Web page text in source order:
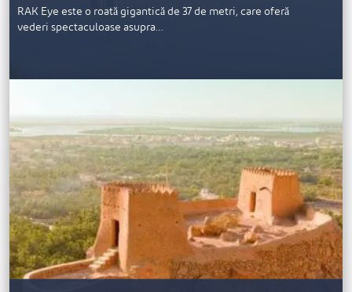
RAK Eye este o roată gigantică de 37 de metri, care oferă
vederi spectaculoase asupra…